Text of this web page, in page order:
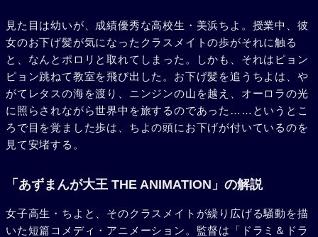
見た目は幼いが、成績優秀な高校生・美浜ちよ。授業中、彼
女のお下げ髪が気になったクラスメイトの歩がそれに触る
と、なんとポロリと取れてしまった。しかも、それはピョン
ピョン跳ねて教室を飛び出した。お下げ髪を追うちよは、や
がてレタスの海を渡り、ニンジンの山を越え、オーロラの光
に照らされながら世界中を旅するのであった……というとこ
ろで目を覚ました歩は、ちよの頭にお下げが付いているのを
見て安堵する。
「あずまんが大王 THE ANIMATION」の解説
女子高生・ちよと、そのクラスメイトが繰り広げる騒動を描
いた短篇コメディ・アニメーション。監督は「ドラミ＆ドラ